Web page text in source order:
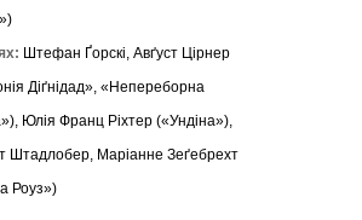
Штефан Ґорскі, Авґуст Цірнер
Діґнідад», «Непереборна
Юлія Франц Ріхтер («Ундіна»),
Штадлобер, Маріанне Зеґебрехт
Роуз»)